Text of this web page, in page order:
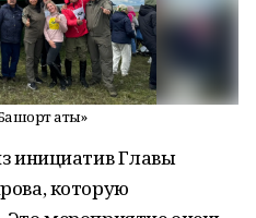
аты»
инициатив Главы
которую